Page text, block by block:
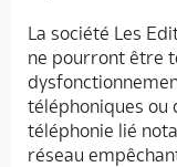
La société Les
ne pourront être
téléphoniques
téléphonie lié
réseau